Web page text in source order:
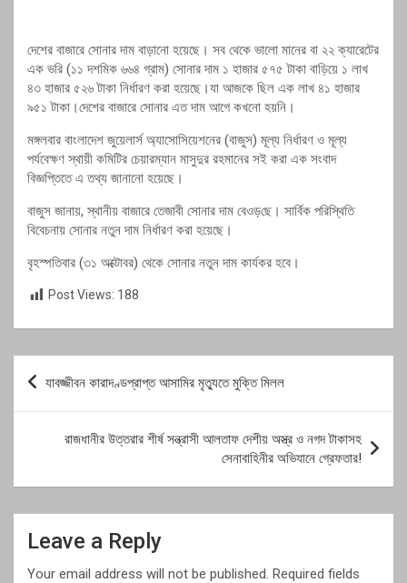
দেশের বাজারে সোনার দাম বাড়ানো হয়েছে। সব থেকে ভালো মানের বা ২২ ক্যারেটের
এক ভরি (১১ দশমিক ৬৬৪ গ্রাম) সোনার দাম ১ হাজার ৫৭৫ টাকা বাড়িয়ে ১ লাখ
৪৩ হাজার ৫২৬ টাকা নির্ধারণ করা হয়েছে।যা আজকে ছিল এক লাখ ৪১ হাজার
৯৫১ টাকা।দেশের বাজারে সোনার এত দাম আগে কখনো হয়নি।
মঙ্গলবার বাংলাদেশ জুয়েলার্স অ্যাসোসিয়েশনের (বাজুস) মূল্য নির্ধারণ ও মূল্য
পর্যবেক্ষণ স্থায়ী কমিটির চেয়ারম্যান মাসুদুর রহমানের সই করা এক সংবাদ
বিজ্ঞপ্তিতে এ তথ্য জানানো হয়েছে।
বাজুস জানায়, স্থানীয় বাজারে তেজাবী সোনার দাম বেওড়‌ছে। সার্বিক পরিস্থিতি
বিবেচনায় সোনার নতুন দাম নির্ধারণ করা হয়েছে।
বৃহস্পতিবার (৩১ অক্টোবর) থেকে সোনার নতুন দাম কার্যকর হবে।
Post Views: 188
Post
যাবজ্জীবন কারাদণ্ডপ্রাপ্ত আসামির মৃত্যুতে মুক্তি মিলল
রাজধানীর উত্তরার শীর্ষ সন্ত্রাসী আলতাফ দেশীয় অস্ত্র ও নগদ টাকাসহ
সেনাবাহিনীর অভিযানে গ্রেফতার!
Leave a Reply
Your email address will not be published. Required fields